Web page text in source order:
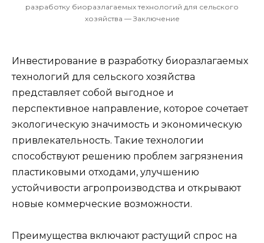
разработку биоразлагаемых технологий для сельского
хозяйства — Заключение
Инвестирование в разработку биоразлагаемых
технологий для сельского хозяйства
представляет собой выгодное и
перспективное направление, которое сочетает
экологическую значимость и экономическую
привлекательность. Такие технологии
способствуют решению проблем загрязнения
пластиковыми отходами, улучшению
устойчивости агропроизводства и открывают
новые коммерческие возможности.
Преимущества включают растущий спрос на